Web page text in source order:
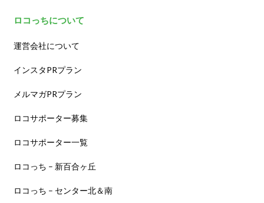
ロコっちについて
運営会社について
インスタPRプラン
メルマガPRプラン
ロコサポーター募集
ロコサポーター一覧
ロコっち – 新百合ヶ丘
ロコっち – センター北＆南